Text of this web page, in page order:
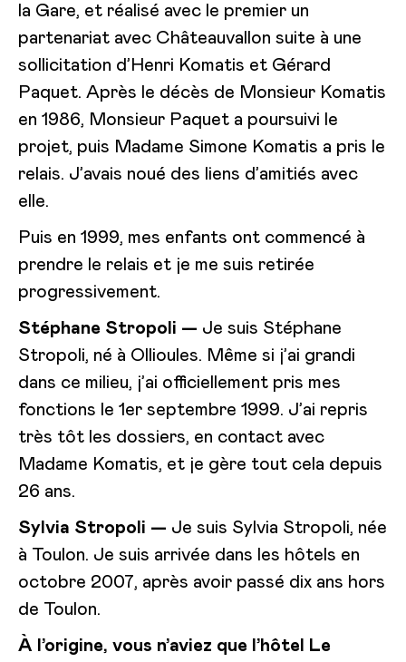
la Gare, et réalisé avec le premier un
partenariat avec Châteauvallon suite à une
sollicitation d’Henri Komatis et Gérard
Paquet. Après le décès de Monsieur Komatis
en 1986, Monsieur Paquet a poursuivi le
projet, puis Madame Simone Komatis a pris le
relais. J’avais noué des liens d’amitiés avec
elle.
Puis en 1999, mes enfants ont commencé à
prendre le relais et je me suis retirée
progressivement.
Stéphane Stropoli — Je suis Stéphane
Stropoli, né à Ollioules. Même si j’ai grandi
dans ce milieu, j’ai officiellement pris mes
fonctions le 1er septembre 1999. J’ai repris
très tôt les dossiers, en contact avec
Madame Komatis, et je gère tout cela depuis
26 ans.
Sylvia Stropoli — Je suis Sylvia Stropoli, née
à Toulon. Je suis arrivée dans les hôtels en
octobre 2007, après avoir passé dix ans hors
de Toulon.
À l’origine, vous n’aviez que l’hôtel Le